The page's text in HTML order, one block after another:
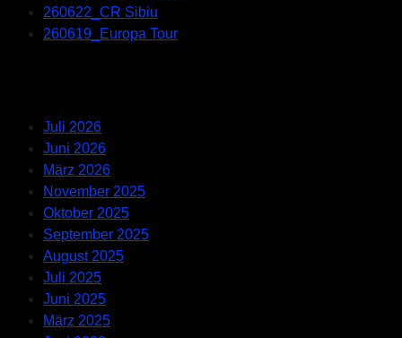
260622_CR Sibiu
260619_Europa Tour
Juli 2026
Juni 2026
März 2026
November 2025
Oktober 2025
September 2025
August 2025
Juli 2025
Juni 2025
März 2025